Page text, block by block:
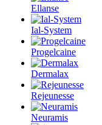
Ellanse
Ial-System
Progelcaine
Dermalax
Rejeunesse
Neuramis